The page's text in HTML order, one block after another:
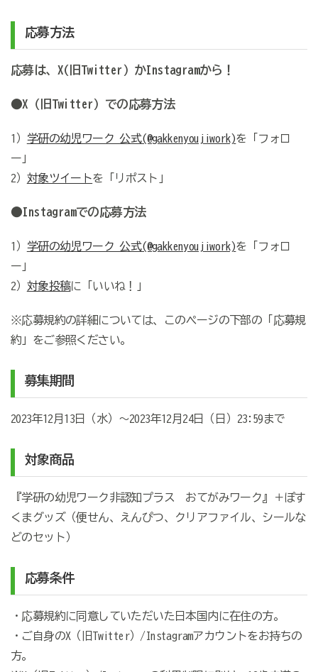
応募方法
応募は、X(旧Twitter）かInstagramから！
●X（旧Twitter）での応募方法
1） 学研の幼児ワーク 公式(@gakkenyoujiwork)を「フォロ
ー」
2） 対象ツイートを「リポスト」
●Instagramでの応募方法
1） 学研の幼児ワーク 公式(@gakkenyoujiwork)を「フォロ
ー」
2） 対象投稿に「いいね！」
※応募規約の詳細については、このページの下部の「応募規
約」をご参照ください。
募集期間
2023年12月 13日（水）～2023年12月 24日（日） 23:59まで
対象商品
『学研の幼児ワーク非認知プラス おてがみワーク』＋ぽす
くまグッズ（便せん、えんぴつ、クリアファイル、シールな
どのセット）
応募条件
・応募規約に同意していただいた日本国内に在住の方。
・ご自身のX（旧Twitter）/Instagramアカウントをお持ちの
方。